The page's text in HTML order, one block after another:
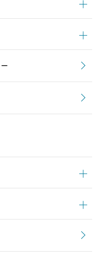
の設計開発
上を追求